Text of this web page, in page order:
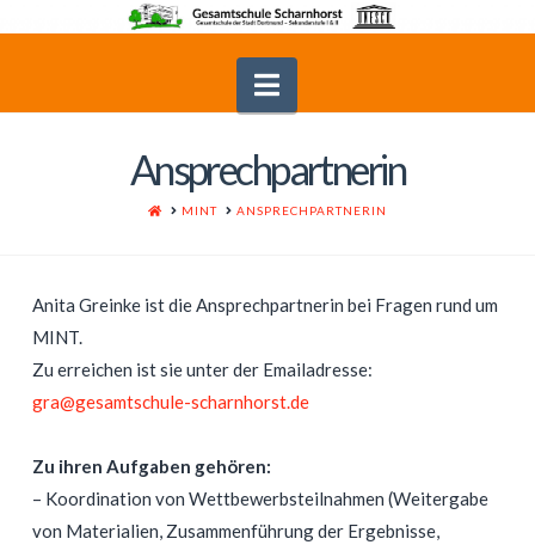
Navigation
Ansprechpartnerin
HOME
MINT ANSPRECHPARTNERIN
Anita Greinke ist die Ansprechpartnerin bei Fragen rund um
MINT.
Zu erreichen ist sie unter der Emailadresse:
gra@gesamtschule-scharnhorst.de
Zu ihren Aufgaben gehören:
– Koordination von Wettbewerbsteilnahmen (Weitergabe
von Materialien, Zusammenführung der Ergebnisse,